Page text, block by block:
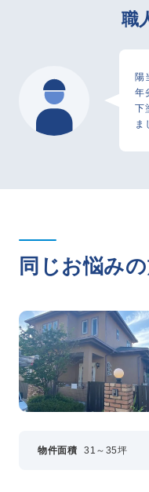
職
陽
年
下
ま
同じお悩み
物件面積 31～35坪